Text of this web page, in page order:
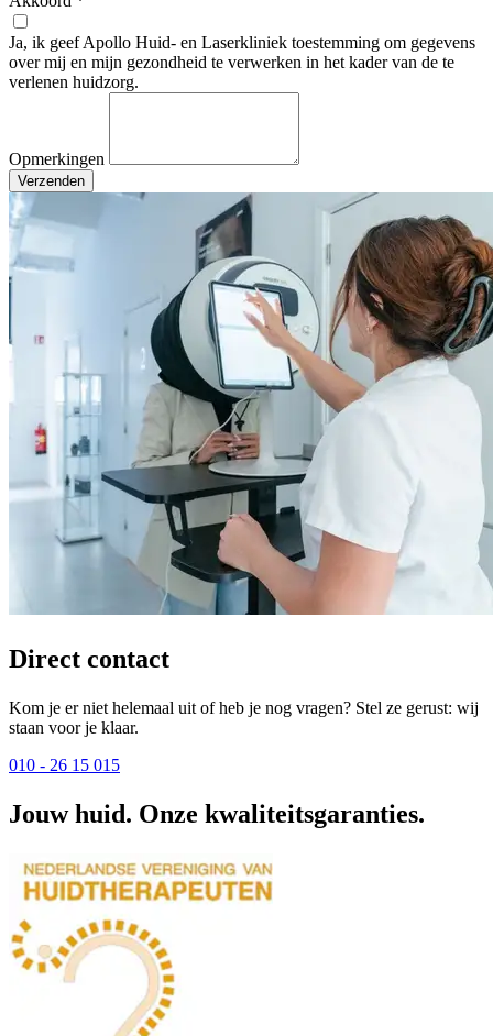
Ja, ik geef Apollo Huid- en Laserkliniek toestemming om gegevens
over mij en mijn gezondheid te verwerken in het kader van de te
verlenen huidzorg.
Opmerkingen
Verzenden
Direct contact
Kom je er niet helemaal uit of heb je nog vragen? Stel ze gerust: wij
staan voor je klaar.
010 - 26 15 015
Jouw huid. Onze kwaliteitsgaranties.